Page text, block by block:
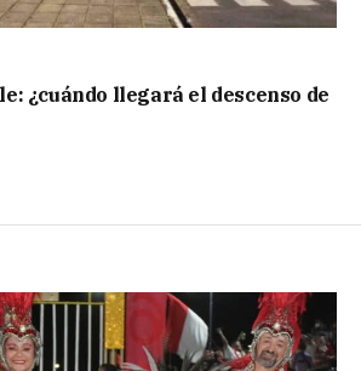
¿cuándo llegará el descenso de